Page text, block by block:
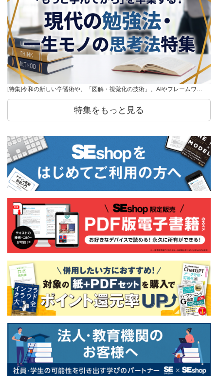
[特集]令和の新しい学習術や、「図解・視覚化の技術」、AIやフレームワ…
特集をもっと見る